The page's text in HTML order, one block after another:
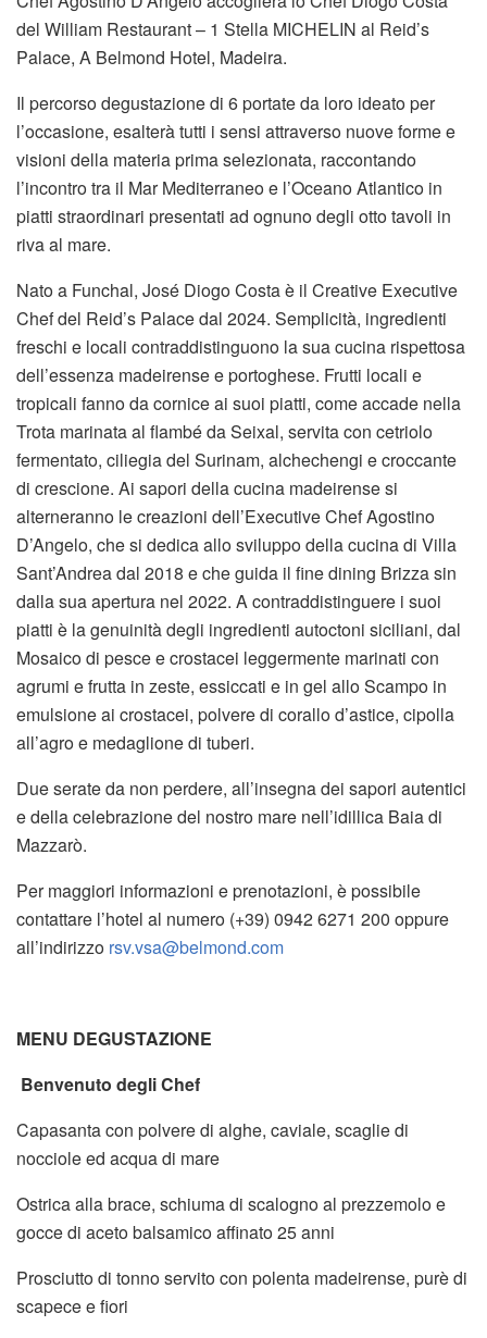
del William Restaurant – 1 Stella MICHELIN al Reid’s
Palace, A Belmond Hotel, Madeira.
Il percorso degustazione di 6 portate da loro ideato per
l’occasione, esalterà tutti i sensi attraverso nuove forme e
visioni della materia prima selezionata, raccontando
l’incontro tra il Mar Mediterraneo e l’Oceano Atlantico in
piatti straordinari presentati ad ognuno degli otto tavoli in
riva al mare.
Nato a Funchal, José Diogo Costa è il Creative Executive
Chef del Reid’s Palace dal 2024. Semplicità, ingredienti
freschi e locali contraddistinguono la sua cucina rispettosa
dell’essenza madeirense e portoghese. Frutti locali e
tropicali fanno da cornice ai suoi piatti, come accade nella
Trota marinata al flambé da Seixal, servita con cetriolo
fermentato, ciliegia del Surinam, alchechengi e croccante
di crescione. Ai sapori della cucina madeirense si
alterneranno le creazioni dell’Executive Chef Agostino
D’Angelo, che si dedica allo sviluppo della cucina di Villa
Sant’Andrea dal 2018 e che guida il fine dining Brizza sin
dalla sua apertura nel 2022. A contraddistinguere i suoi
piatti è la genuinità degli ingredienti autoctoni siciliani, dal
Mosaico di pesce e crostacei leggermente marinati con
agrumi e frutta in zeste, essiccati e in gel allo Scampo in
emulsione ai crostacei, polvere di corallo d’astice, cipolla
all’agro e medaglione di tuberi.
Due serate da non perdere, all’insegna dei sapori autentici
e della celebrazione del nostro mare nell’idillica Baia di
Mazzarò.
Per maggiori informazioni e prenotazioni, è possibile
contattare l’hotel al numero (+39) 0942 6271 200 oppure
all’indirizzo rsv.vsa@belmond.com
MENU DEGUSTAZIONE
Benvenuto degli Chef
Capasanta con polvere di alghe, caviale, scaglie di
nocciole ed acqua di mare
Ostrica alla brace, schiuma di scalogno al prezzemolo e
gocce di aceto balsamico affinato 25 anni
Prosciutto di tonno servito con polenta madeirense, purè di
scapece e fiori